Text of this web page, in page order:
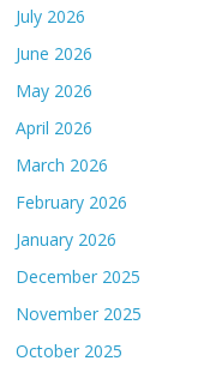
July 2026
June 2026
May 2026
April 2026
March 2026
February 2026
January 2026
December 2025
November 2025
October 2025